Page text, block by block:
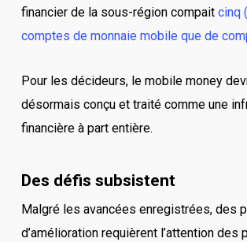
financier de la sous-région compait cinq
comptes de monnaie mobile que de
Pour les décideurs, le mobile money
désormais conçu et traité comme une
financière à part entière.
Des défis subsistent
Malgré les avancées enregistrées, des
d’amélioration requièrent l’attention des